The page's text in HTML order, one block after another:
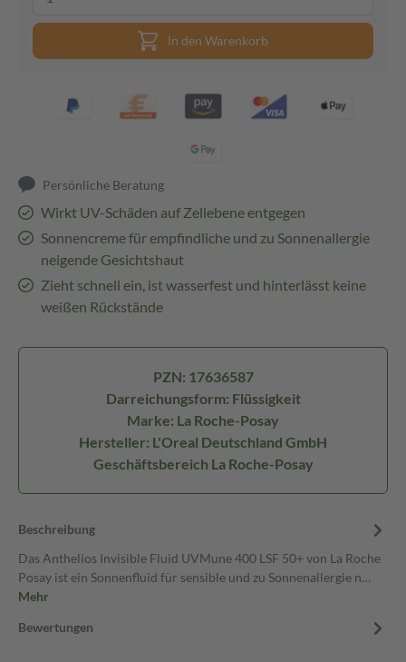
In den Warenkorb
Persönliche Beratung
Wirkt UV-Schäden auf Zellebene entgegen
Sonnencreme für empfindliche und zu Sonnenallergie
neigende Gesichtshaut
Zieht schnell ein, ist wasserfest und hinterlässt keine
weißen Rückstände
PZN: 17636587
Darreichungsform: Flüssigkeit
Marke: La Roche-Posay
Hersteller: L'Oreal Deutschland GmbH
Geschäftsbereich La Roche-Posay
Beschreibung
Das Anthelios Invisible Fluid UVMune 400 LSF 50+ von La Roche
Posay ist ein Sonnenfluid für sensible und zu Sonnenallergie n…
Mehr
Bewertungen